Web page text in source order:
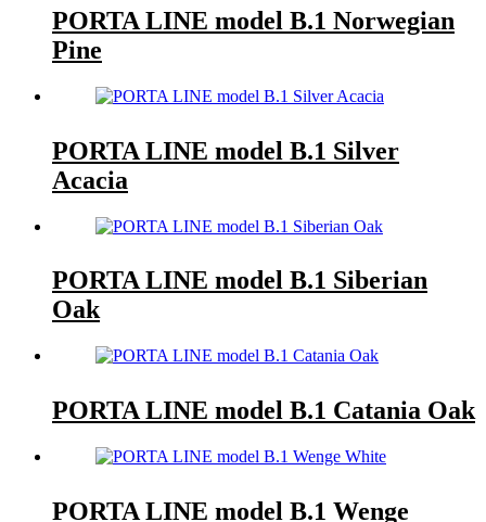
PORTA LINE model B.1 Norwegian
Pine
PORTA LINE model B.1 Silver
Acacia
PORTA LINE model B.1 Siberian
Oak
PORTA LINE model B.1 Catania Oak
PORTA LINE model B.1 Wenge